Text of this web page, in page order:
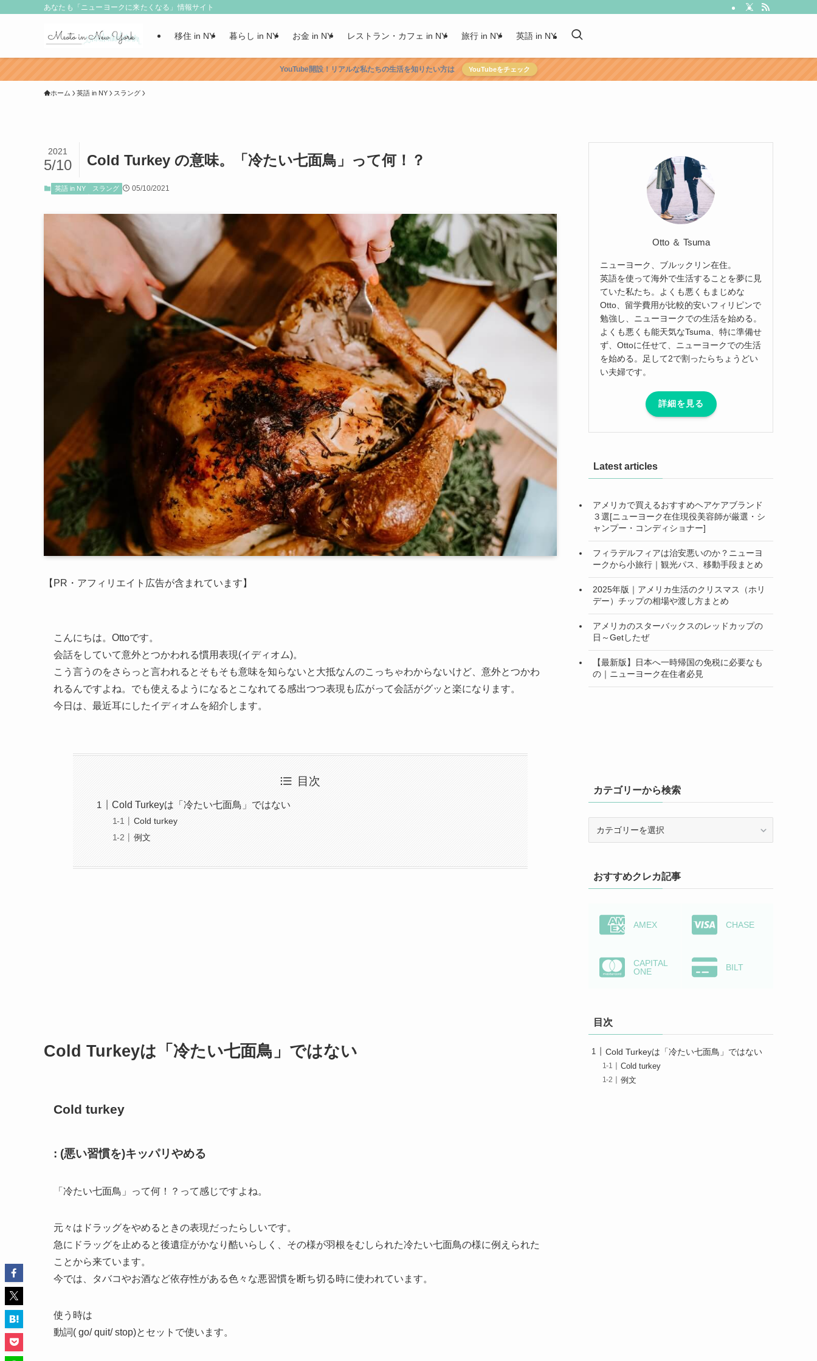
あなたも「ニューヨークに来たくなる」情報サイト
移住 in NY 暮らし in NY お金 in NY レストラン・カフェ in NY 旅行 in NY 英語 in NY
YouTube開設！リアルな私たちの生活を知りたい方は YouTubeをチェック
ホーム 英語 in NY スラング
Cold Turkey の意味。「冷たい七面鳥」って何！？
2021
5/10
英語 in NY スラング 05/10/2021
【PR・アフィリエイト広告が含まれています】
こんにちは。Ottoです。
会話をしていて意外とつかわれる慣用表現(イディオム)。
こう言うのをさらっと言われるとそもそも意味を知らないと大抵なんのこっちゃわからないけど、意外とつかわ
れるんですよね。でも使えるようになるとこなれてる感出つつ表現も広がって会話がグッと楽になります。
今日は、最近耳にしたイディオムを紹介します。
目次
Cold Turkeyは「冷たい七面鳥」ではない
Cold turkey
例文
Cold Turkeyは「冷たい七面鳥」ではない
Cold turkey
: (悪い習慣を)キッパリやめる
「冷たい七面鳥」って何！？って感じですよね。
元々はドラッグをやめるときの表現だったらしいです。
急にドラッグを止めると後遺症がかなり酷いらしく、その様が羽根をむしられた冷たい七面鳥の様に例えられた
ことから来ています。
今では、タバコやお酒など依存性がある色々な悪習慣を断ち切る時に使われています。
使う時は
動詞( go/ quit/ stop)とセットで使います。
Otto ＆ Tsuma
ニューヨーク、ブルックリン在住。
英語を使って海外で生活することを夢に見
ていた私たち。よくも悪くもまじめな
Otto、留学費用が比較的安いフィリピンで
勉強し、ニューヨークでの生活を始める。
よくも悪くも能天気なTsuma、特に準備せ
ず、Ottoに任せて、ニューヨークでの生活
を始める。足して2で割ったらちょうどい
い夫婦です。
詳細を見る
Latest articles
アメリカで買えるおすすめヘアケアブランド
３選[ニューヨーク在住現役美容師が厳選・シ
ャンプー・コンディショナー]
フィラデルフィアは治安悪いのか？ニューヨ
ークから小旅行｜観光パス、移動手段まとめ
2025年版｜アメリカ生活のクリスマス（ホリ
デー）チップの相場や渡し方まとめ
アメリカのスターバックスのレッドカップの
日～Getしたぜ
【最新版】日本へ一時帰国の免税に必要なも
の｜ニューヨーク在住者必見
カテゴリーから検索
ー
か
おすすめクレカ記事
AMEX CHASE
CAPITAL
ONE
BILT
目次
Cold Turkeyは「冷たい七面鳥」ではない
Cold turkey
例文